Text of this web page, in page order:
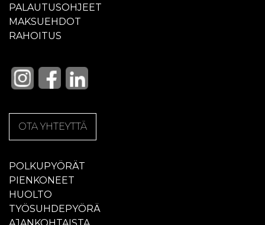
PALAUTUSOHJEET
MAKSUEHDOT
RAHOITUS
OTA YHTEYTTÄ
POLKUPYÖRÄT
PIENKONEET
HUOLTO
TYÖSUHDEPYÖRÄ